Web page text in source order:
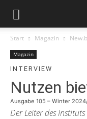
Start Magazin
Magazin
INTERVIEW
Nutzen
Ausgabe 105 – Winter
Der Leiter des